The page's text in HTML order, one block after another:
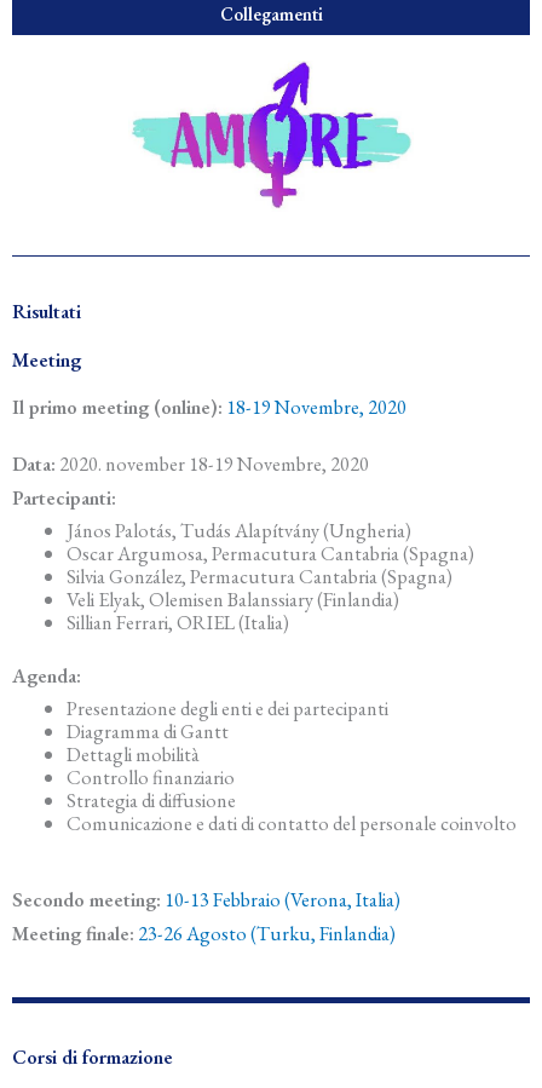
Collegamenti
Risultati
Meeting
Il primo meeting (online): 18-19 Novembre, 2020
Data: 2020. november 18-19 Novembre, 2020
Partecipanti:
János Palotás, Tudás Alapítvány (Ungheria)
Oscar Argumosa, Permacutura Cantabria (Spagna)
Silvia González, Permacutura Cantabria (Spagna)
Veli Elyak, Olemisen Balanssiary (Finlandia)
Sillian Ferrari, ORIEL (Italia)
Agenda:
Presentazione degli enti e dei partecipanti
Diagramma di Gantt
Dettagli mobilità
Controllo finanziario
Strategia di diffusione
Comunicazione e dati di contatto del personale coinvolto
Secondo meeting: 10-13 Febbraio (Verona, Italia)
Meeting finale: 23-26 Agosto (Turku, Finlandia)
Corsi di formazione